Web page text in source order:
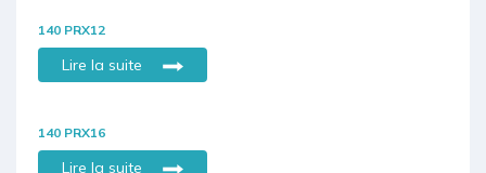
140 PRX12
Lire la suite
140 PRX16
Lire la suite